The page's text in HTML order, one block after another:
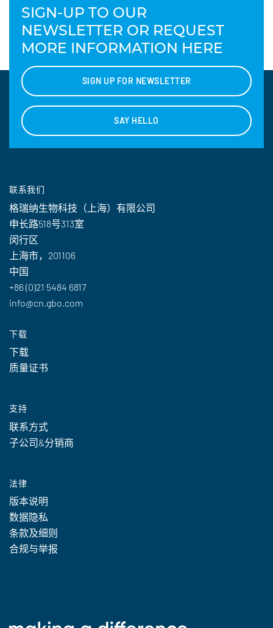
SIGN-UP TO OUR
NEWSLETTER OR REQUEST
MORE INFORMATION HERE
SIGN UP FOR NEWSLETTER
SAY HELLO
联系我们
格瑞纳生物科技（上海）有限公司
申长路518号313室
闵行区
上海市，201106
中国
+86 (0)21 5484 6817
info@cn.gbo.com
下载
下载
质量证书
支持
联系方式
子公司&分销商
法律
版本说明
数据隐私
条款及细则
合规与举报